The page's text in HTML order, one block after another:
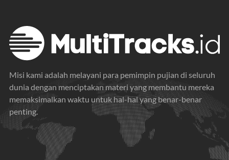
Misi kami adalah melayani para pemimpin pujian di seluruh
dunia dengan menciptakan materi yang membantu mereka
memaksimalkan waktu untuk hal-hal yang benar-benar
penting.